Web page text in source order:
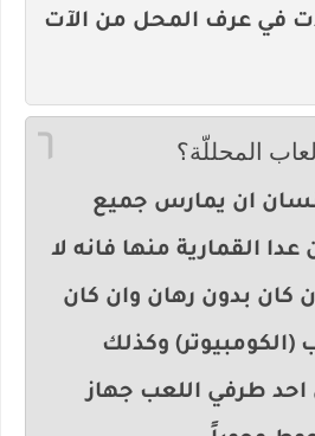
في عرف المحل من الآت
٦ المحللّة؟
ان يمارس جميع
القمارية منها فانه لا
كان بدون رهان وان كان
وكذلك
طرفي اللعب جهاز